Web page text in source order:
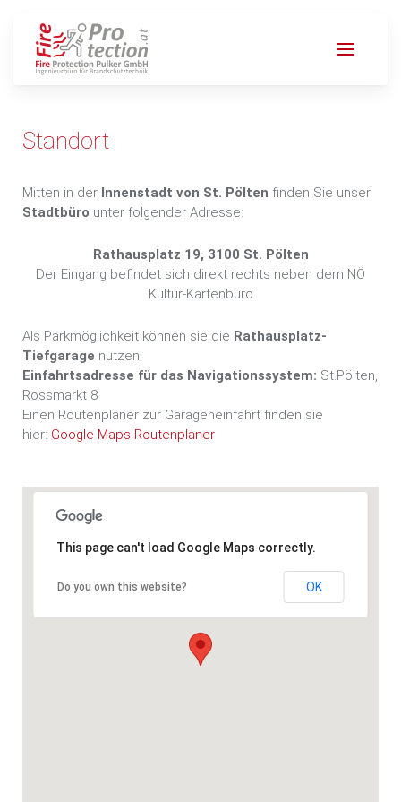
Standort
Mitten in der Innenstadt von St. Pölten finden Sie unser
Stadtbüro unter folgender Adresse:
Rathausplatz 19, 3100 St. Pölten
Der Eingang befindet sich direkt rechts neben dem NÖ
Kultur-Kartenbüro
Als Parkmöglichkeit können sie die Rathausplatz-
Tiefgarage nutzen.
Einfahrtsadresse für das Navigationssystem: St.Pölten,
Rossmarkt 8
Einen Routenplaner zur Garageneinfahrt finden sie
hier: Google Maps Routenplaner
This page can't load Google Maps correctly.
Do you own this website? OK